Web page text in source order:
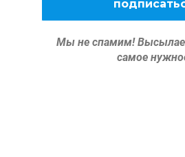
Мы не спамим!
самое